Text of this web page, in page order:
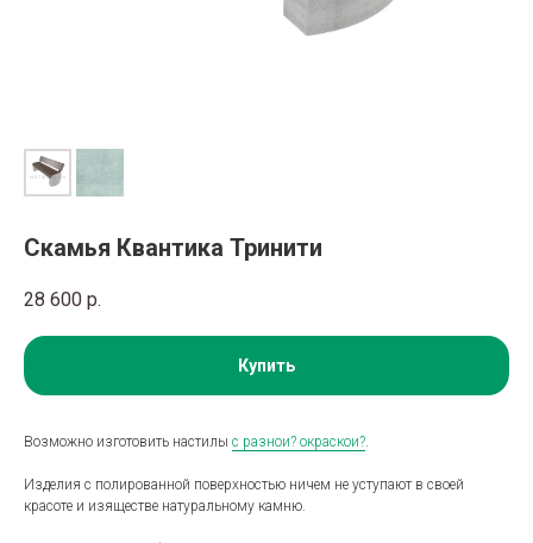
Скамья Квантика Тринити
28 600 р.
Купить
Возможно изготовить настилы с разнои? окраскои?.
Изделия с полированной поверхностью ничем не уступают в своей
красоте и изяществе натуральному камню.